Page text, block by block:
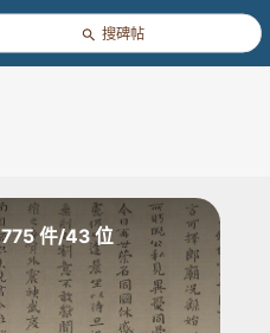
搜碑帖
775件/43位